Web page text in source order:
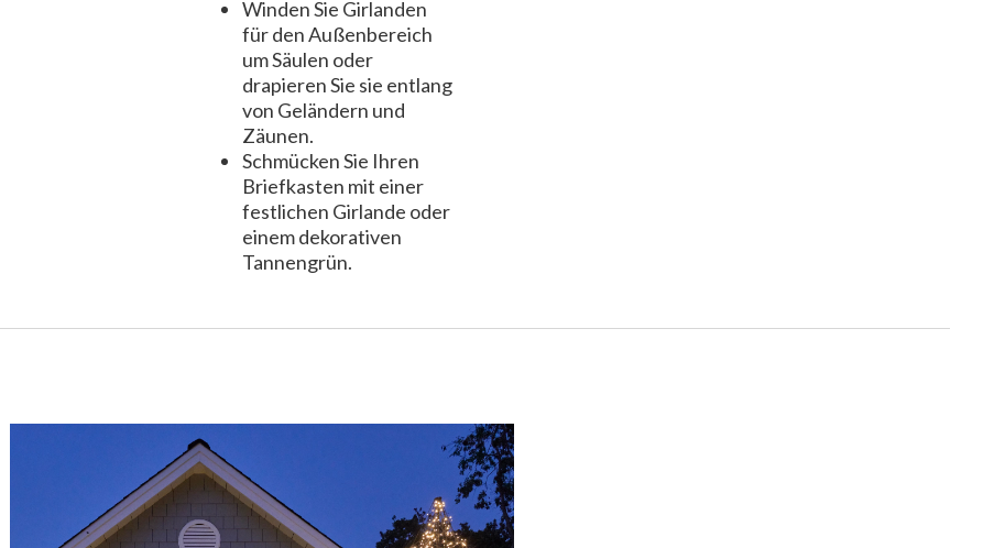
Winden Sie Girlanden
für den Außenbereich
um Säulen oder
drapieren Sie sie entlang
von Geländern und
Zäunen.
Schmücken Sie Ihren
Briefkasten mit einer
festlichen Girlande oder
einem dekorativen
Tannengrün.